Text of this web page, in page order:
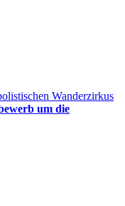
Wanderzirkus
um die